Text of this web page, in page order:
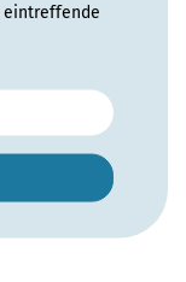
eintreffende